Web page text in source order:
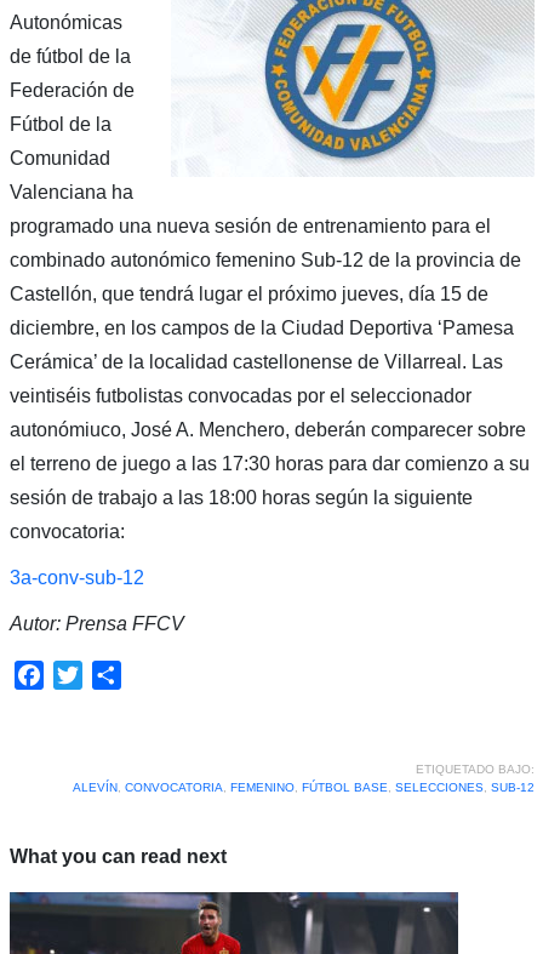
Autonómicas
de fútbol de la
Federación de
Fútbol de la
Comunidad
Valenciana ha
programado una nueva sesión de entrenamiento para el
combinado autonómico femenino Sub-12 de la provincia de
Castellón, que tendrá lugar el próximo jueves, día 15 de
diciembre, en los campos de la Ciudad Deportiva ‘Pamesa
Cerámica’ de la localidad castellonense de Villarreal. Las
veintiséis futbolistas convocadas por el seleccionador
autonómiuco, José A. Menchero, deberán comparecer sobre
el terreno de juego a las 17:30 horas para dar comienzo a su
sesión de trabajo a las 18:00 horas según la siguiente
convocatoria:
3a-conv-sub-12
Autor: Prensa FFCV
Facebook
Twitter
ETIQUETADO BAJO:
ALEVÍN, CONVOCATORIA FEMENINO, FÚTBOL BASE SELECCIONES, SUB-12
What you can read next